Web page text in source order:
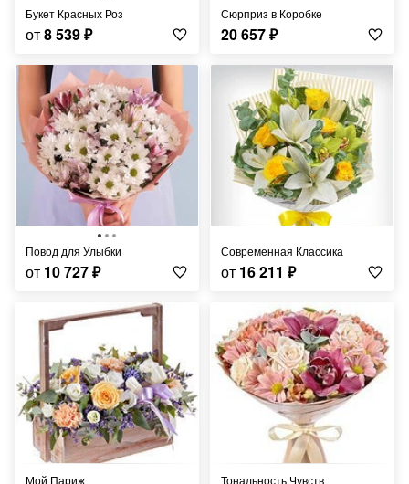
Букет Красных Роз
от8 539₽
Сюрприз в Коробке
20 657₽
Повод для Улыбки
от 10 727₽
Современная Классика
от 16 211 ₽
Мой Париж Тональность Чувств